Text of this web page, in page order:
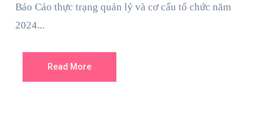
Báo Cáo thực trạng quản lý và cơ cấu tổ chức năm
2024...
Read More